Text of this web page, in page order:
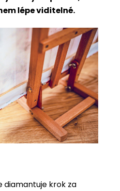
lépe viditelné.
diamantuje krok za